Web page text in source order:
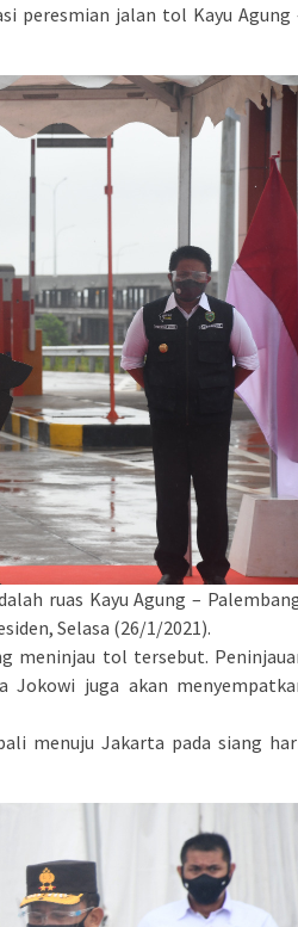
peresmian jalan tol Kayu Agung
ruas Kayu Agung –
Selasa (26/1/2021).
meninjau tol tersebut.
Jokowi juga akan
menuju Jakarta pada siang